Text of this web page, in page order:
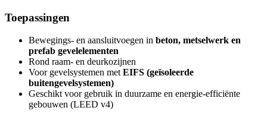
Toepassingen
Bewegings- en aansluitvoegen in beton, metselwerk en
prefab gevelelementen
Rond raam- en deurkozijnen
Voor gevelsystemen met EIFS (geïsoleerde
buitengevelsystemen)
Geschikt voor gebruik in duurzame en energie-efficiënte
gebouwen (LEED v4)